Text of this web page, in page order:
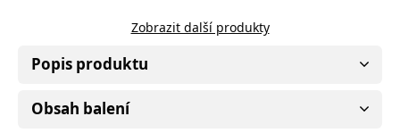
Zobrazit další produkty
Popis produktu
Obsah balení